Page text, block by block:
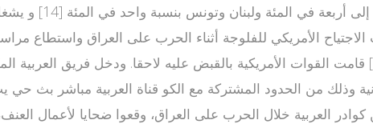
واليمن وسلطنة عما قنوات
الأمريكي للفلوجة أثناء الحرب على العراق واستطاع
الدخول إلى منطقة الفلوجة وبدأ يرسل تقاريره الإخبارية التي وصفت بالخاطفة للأنفاس.[15] قامت القوات الأمريكية
وليتم إعادته إلى الكويت ضمن تغطية إعلامية واسعة من طرف القناة. توفي 11 من كوادر العربية خلال الحرب على